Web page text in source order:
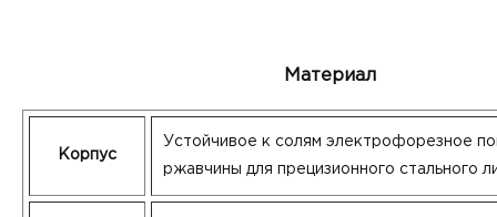
Материал
Корпус
Устойчивое к солям электрофорезное
ржавчины для прецизионного стального